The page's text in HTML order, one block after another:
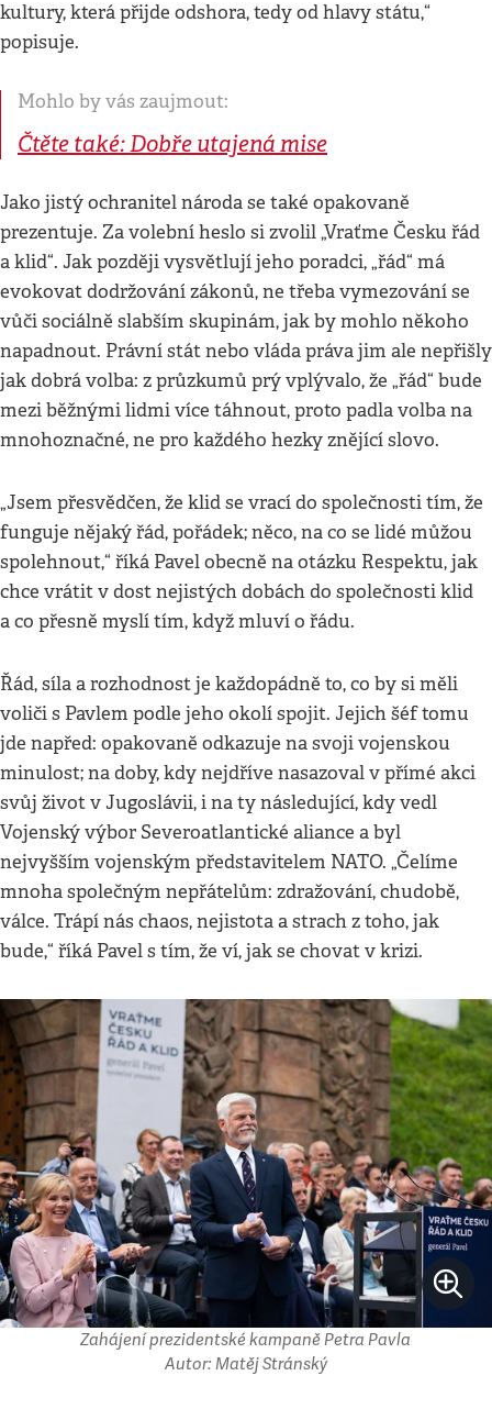
kultury, která přijde odshora, tedy od hlavy státu,“
popisuje.
Mohlo by vás zaujmout:
Čtěte také: Dobře utajená mise
Jako jistý ochranitel národa se také opakovaně
prezentuje. Za volební heslo si zvolil „Vraťme Česku řád
a klid“. Jak později vysvětlují jeho poradci, „řád“ má
evokovat dodržování zákonů, ne třeba vymezování se
vůči sociálně slabším skupinám, jak by mohlo někoho
napadnout. Právní stát nebo vláda práva jim ale nepřišly
jak dobrá volba: z průzkumů prý vplývalo, že „řád“ bude
mezi běžnými lidmi více táhnout, proto padla volba na
mnohoznačné, ne pro každého hezky znějící slovo.
„Jsem přesvědčen, že klid se vrací do společnosti tím, že
funguje nějaký řád, pořádek; něco, na co se lidé můžou
spolehnout,“ říká Pavel obecně na otázku Respektu, jak
chce vrátit v dost nejistých dobách do společnosti klid
a co přesně myslí tím, když mluví o řádu.
Řád, síla a rozhodnost je každopádně to, co by si měli
voliči s Pavlem podle jeho okolí spojit. Jejich šéf tomu
jde napřed: opakovaně odkazuje na svoji vojenskou
minulost; na doby, kdy nejdříve nasazoval v přímé akci
svůj život v Jugoslávii, i na ty následující, kdy vedl
Vojenský výbor Severoatlantické aliance a byl
nejvyšším vojenským představitelem NATO. „Čelíme
mnoha společným nepřátelům: zdražování, chudobě,
válce. Trápí nás chaos, nejistota a strach z toho, jak
bude,“ říká Pavel s tím, že ví, jak se chovat v krizi.
Zahájení prezidentské kampaně Petra Pavla
Autor: Matěj Stránský